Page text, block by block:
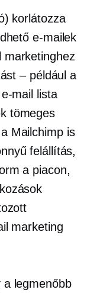
korlátozza
e-mailek
marketinghez
– például a
mail lista
tömeges
Mailchimp is
felállítás,
a piacon,
marketing
a legmenőbb